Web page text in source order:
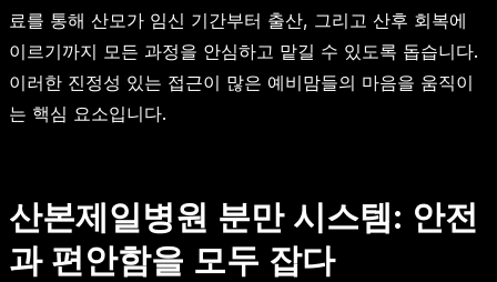
료를 통해 산모가 임신 기간부터 출산, 그리고 산후 회복에
이르기까지 모든 과정을 안심하고 맡길 수 있도록 돕습니다.
이러한 진정성 있는 접근이 많은 예비맘들의 마음을 움직이
는 핵심 요소입니다.
산본제일병원 분만 시스템: 안전
과 편안함을 모두 잡다